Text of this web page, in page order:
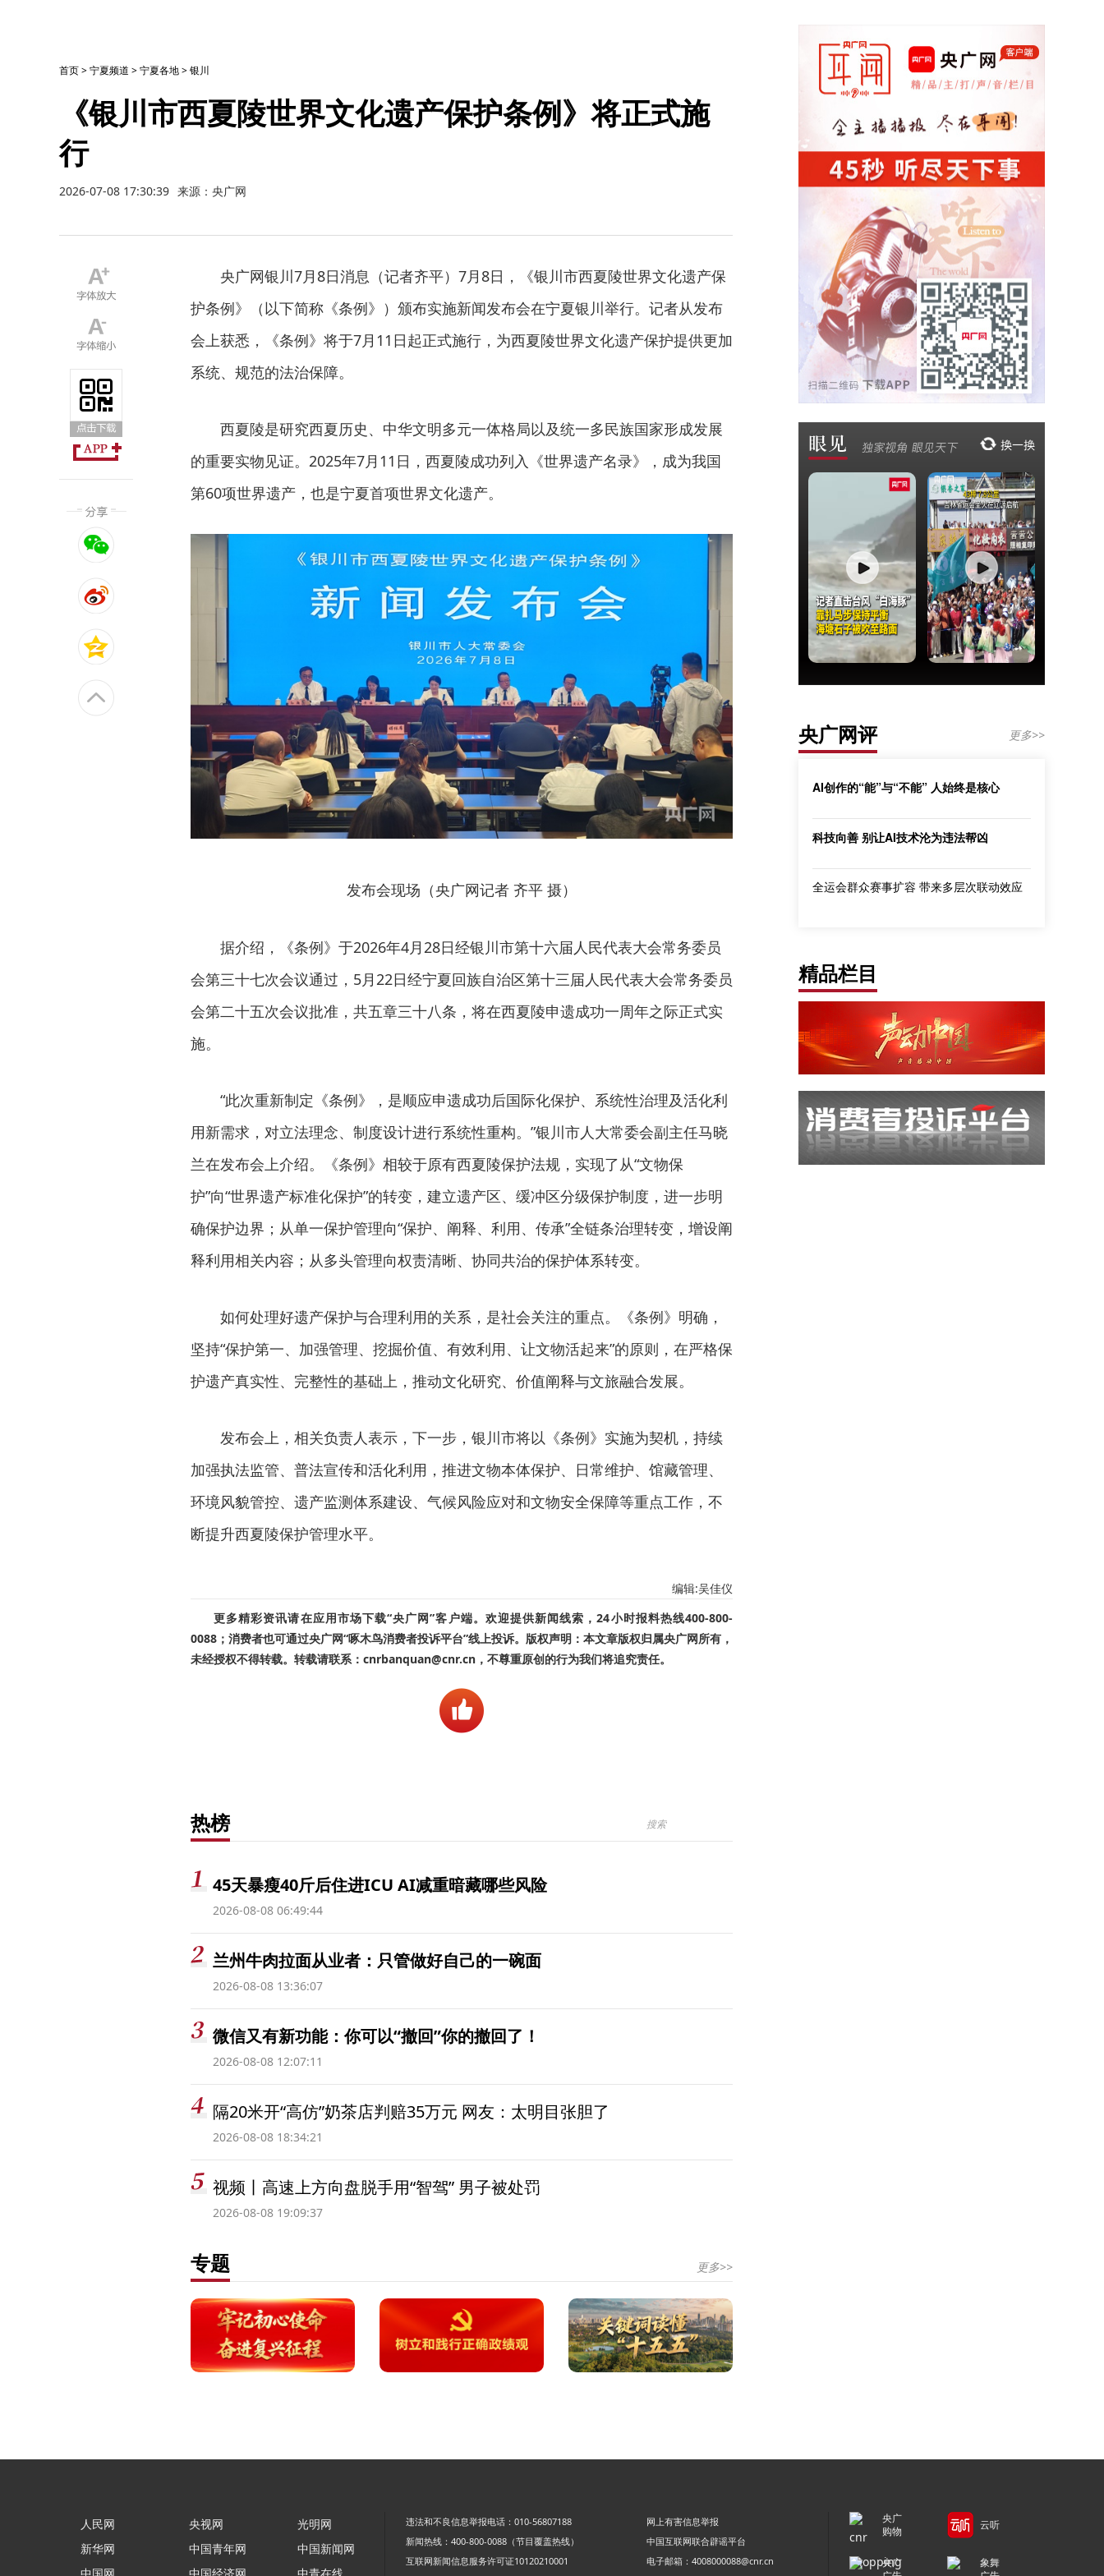
首页>宁夏频道 >宁夏各地>银川
《银川市西夏陵世界文化遗产保护条例》将正式施
行
2026-07-08 17:30:39 来源：央广网
央广网银川7月8日消息（记者齐平）7月8日，《银川市西夏陵世界文化遗产保
护条例》（以下简称《条例》）颁布实施新闻发布会在宁夏银川举行。记者从发布
会上获悉，《条例》将于7月11日起正式施行，为西夏陵世界文化遗产保护提供更加
系统、规范的法治保障。
西夏陵是研究西夏历史、中华文明多元一体格局以及统一多民族国家形成发展
的重要实物见证。2025年7月11日，西夏陵成功列入《世界遗产名录》，成为我国
第60项世界遗产，也是宁夏首项世界文化遗产。
发布会现场（央广网记者 齐平 摄）
据介绍，《条例》于2026年4月28日经银川市第十六届人民代表大会常务委员
会第三十七次会议通过，5月22日经宁夏回族自治区第十三届人民代表大会常务委员
会第二十五次会议批准，共五章三十八条，将在西夏陵申遗成功一周年之际正式实
施。
“此次重新制定《条例》，是顺应申遗成功后国际化保护、系统性治理及活化利
用新需求，对立法理念、制度设计进行系统性重构。”银川市人大常委会副主任马晓
兰在发布会上介绍。《条例》相较于原有西夏陵保护法规，实现了从“文物保
护”向“世界遗产标准化保护”的转变，建立遗产区、缓冲区分级保护制度，进一步明
确保护边界；从单一保护管理向“保护、阐释、利用、传承”全链条治理转变，增设阐
释利用相关内容；从多头管理向权责清晰、协同共治的保护体系转变。
如何处理好遗产保护与合理利用的关系，是社会关注的重点。《条例》明确，
坚持“保护第一、加强管理、挖掘价值、有效利用、让文物活起来”的原则，在严格保
护遗产真实性、完整性的基础上，推动文化研究、价值阐释与文旅融合发展。
发布会上，相关负责人表示，下一步，银川市将以《条例》实施为契机，持续
加强执法监管、普法宣传和活化利用，推进文物本体保护、日常维护、馆藏管理、
环境风貌管控、遗产监测体系建设、气候风险应对和文物安全保障等重点工作，不
断提升西夏陵保护管理水平。
编辑:吴佳仪
更多精彩资讯请在应用市场下载“央广网”客户端。欢迎提供新闻线索，24小时报料热线400-800-
0088；消费者也可通过央广网“啄木鸟消费者投诉平台”线上投诉。版权声明：本文章版权归属央广网所有，
未经授权不得转载。转载请联系：cnrbanquan@cnr.cn，不尊重原创的行为我们将追究责任。
热榜
45天暴瘦40斤后住进ICU AI减重暗藏哪些风险
2026-08-08 06:49:44
兰州牛肉拉面从业者：只管做好自己的一碗面
2026-08-08 13:36:07
微信又有新功能：你可以“撤回”你的撤回了！
2026-08-08 12:07:11
隔20米开“高仿”奶茶店判赔35万元 网友：太明目张胆了
2026-08-08 18:34:21
视频丨高速上方向盘脱手用“智驾” 男子被处罚
2026-08-08 19:09:37
专题 更多>>
央广网评 更多>>
AI创作的“能”与“不能” 人始终是核心
科技向善 别让AI技术沦为违法帮凶
全运会群众赛事扩容 带来多层次联动效应
精品栏目
人民网
新华网
央视网
中国青年网
光明网
中国新闻网
违法和不良信息举报电话：010-56807188
网上有害信息举报
新闻热线：400-800-0088（节目覆盖热线）
中国互联网联合辟谣平台
互联网新闻信息服务许可证10120210001
电子邮箱：4008000088@cnr.cn
央广
购物
云听
央广
象舞